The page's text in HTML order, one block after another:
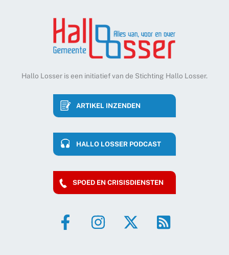
Hallo Losser is een initiatief van de Stichting Hallo Losser.
ARTIKEL INZENDEN
HALLO LOSSER PODCAST
SPOED EN CRISISDIENSTEN